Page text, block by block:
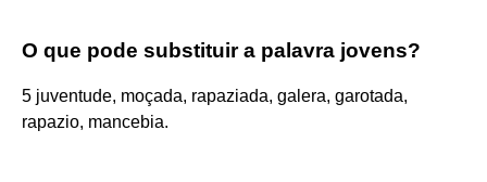
O que pode substituir a palavra jovens?
5 juventude, moçada, rapaziada, galera, garotada,
rapazio, mancebia.